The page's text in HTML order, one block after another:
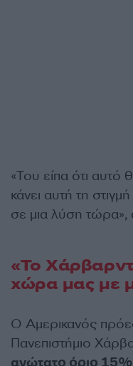
«Του είπα ότι αυτό
κάνει αυτή τη
σε μια λύση τώρα»,
«Το Χάρβαρντ
χώρα μας με
Ο Αμερικανός
Πανεπιστήμιο
ανώτατο όριο